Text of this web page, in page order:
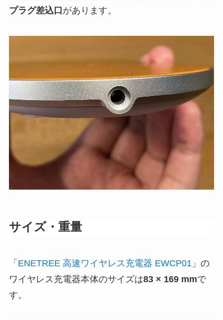
プラグ差込口があります。
サイズ・重量
「 ENETREE 高速ワイヤレス充電器 EWCP01 」の
ワイヤレス充電器本体のサイズは83 × 169 mmで
す。